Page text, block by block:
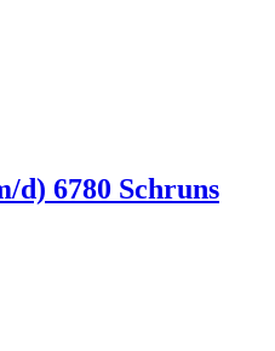
d) 6780 Schruns